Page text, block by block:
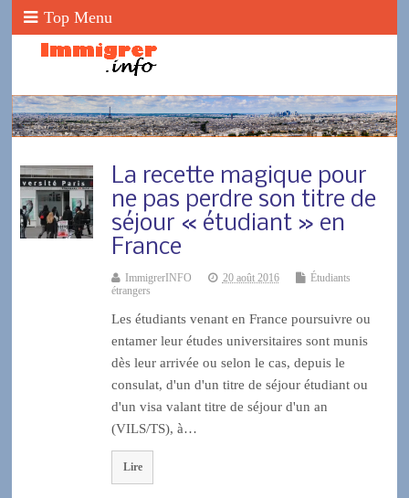
Top Menu
La recette magique pour
ne pas perdre son titre de
séjour « étudiant » en
France
ImmigrerINFO 20 août 2016
Étudiants
étrangers
Les étudiants venant en France poursuivre ou
entamer leur études universitaires sont munis
dès leur arrivée ou selon le cas, depuis le
consulat, d'un d'un titre de séjour étudiant ou
d'un visa valant titre de séjour d'un an
(VILS/TS), à…
Lire